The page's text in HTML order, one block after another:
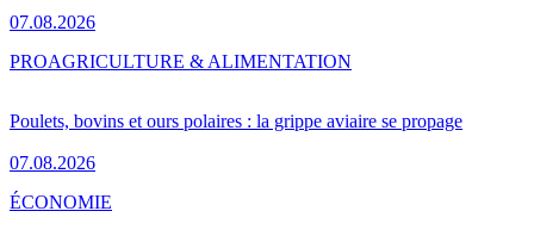
07.08.2026
Poulets, bovins et ours polaires : la grippe aviaire se propage
07.08.2026
PROAGRICULTURE & ALIMENTATION
ÉCONOMIE